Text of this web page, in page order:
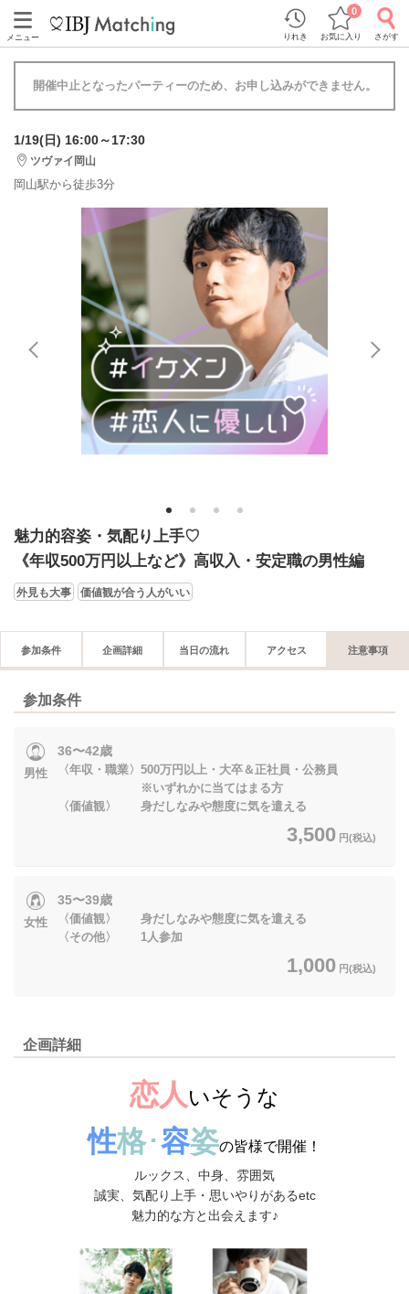
メニュー りれき お気に入り
0
さがす
開催中止となったパーティーのため、お申し込みができません。
1/19(日) 16:00～17:30
ツヴァイ岡山
岡山駅から徒歩3分
1 2 3 4
魅力的容姿・気配り上手♡
《年収500万円以上など》高収入・安定職の男性編
外見も大事 価値観が合う人がいい
参加条件 企画詳細 当日の流れ アクセス 注意事項
参加条件
男性
36〜42歳
〈年収・職業〉500万円以上・大卒＆正社員・公務員
※いずれかに当てはまる方
〈価値観〉 身だしなみや態度に気を遣える
3,500 円(税込)
女性
35〜39歳
〈価値観〉 身だしなみや態度に気を遣える
〈その他〉 1人参加
1,000 円(税込)
企画詳細
恋人 いそうな
性格･容姿の皆様で開催！
ルックス、中身、雰囲気
誠実、気配り上手・思いやりがあるetc
魅力的な方と出会えます♪